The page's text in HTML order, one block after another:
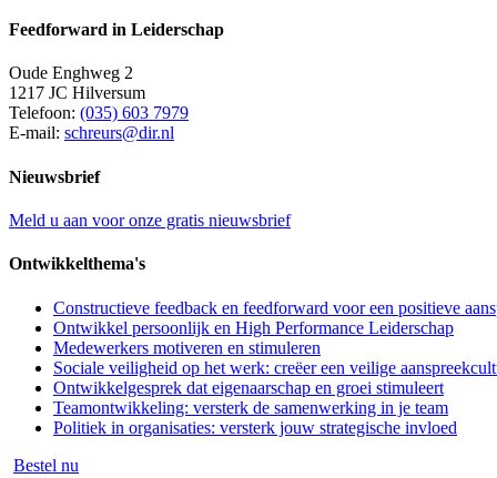
Feedforward in Leiderschap
Oude Enghweg 2
1217 JC Hilversum
Telefoon: (035) 603 7979
E-mail: schreurs@dir.nl
Nieuwsbrief
Meld u aan voor onze gratis nieuwsbrief
Ontwikkelthema's
Constructieve feedback en feedforward voor een positieve
Ontwikkel persoonlijk en High Performance Leiderschap
Medewerkers motiveren en stimuleren
Sociale veiligheid op het werk: creëer een veilige
Ontwikkelgesprek dat eigenaarschap en groei stimuleert
Teamontwikkeling: versterk de samenwerking in je team
Politiek in organisaties: versterk jouw strategische invloed
Bestel nu